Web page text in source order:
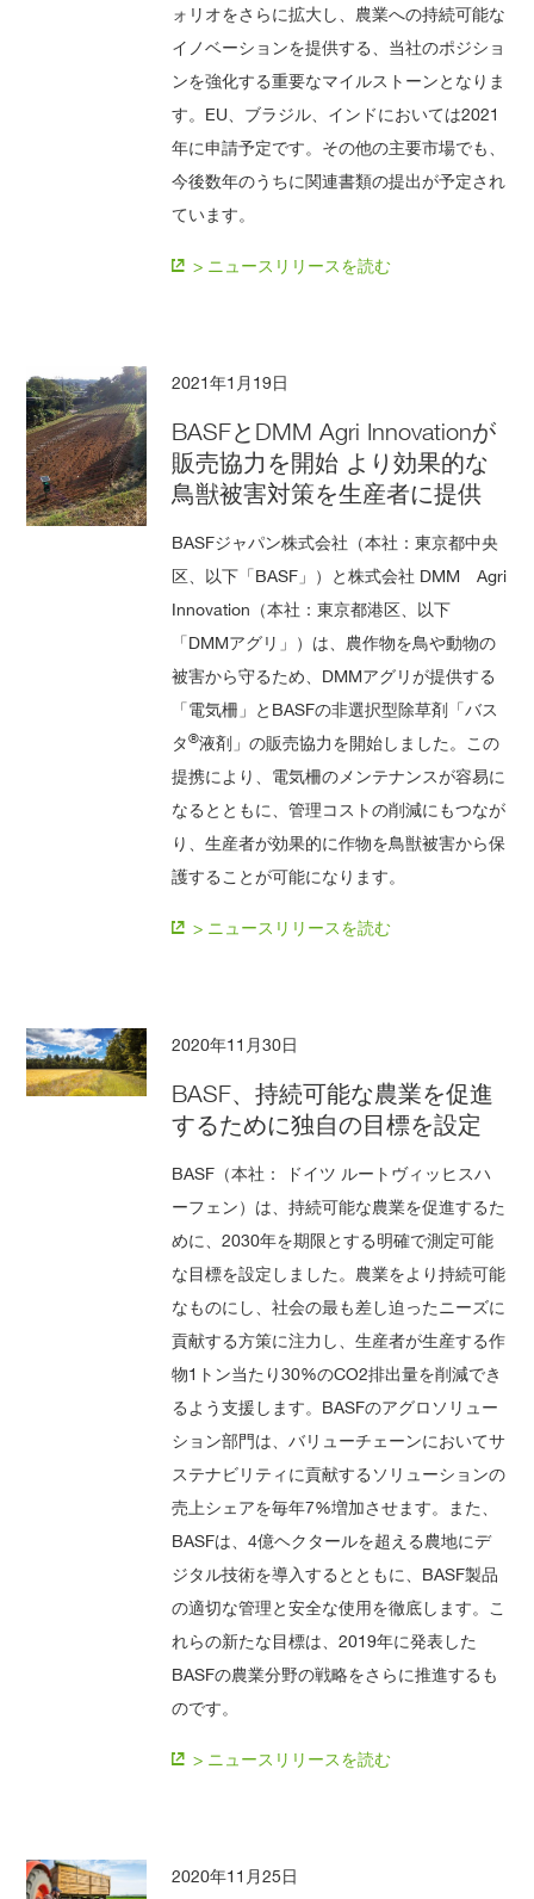
ォリオをさらに拡大し、農業への持続可能な
イノベーションを提供する、当社のポジショ
ンを強化する重要なマイルストーンとなりま
す。EU、ブラジル、インドにおいては2021
年に申請予定です。その他の主要市場でも、
今後数年のうちに関連書類の提出が予定され
ています。
> ニュースリリースを読む
2021年1月19日
BASFとDMM Agri Innovationが
販売協力を開始 より効果的な
鳥獣被害対策を生産者に提供
BASFジャパン株式会社（本社：東京都中央
区、以下「BASF」）と株式会社 DMM Agri
Innovation（本社：東京都港区、以下
「DMMアグリ」）は、農作物を鳥や動物の
被害から守るため、DMMアグリが提供する
「電気柵」とBASFの非選択型除草剤「バス
タ®液剤」の販売協力を開始しました。この
提携により、電気柵のメンテナンスが容易に
なるとともに、管理コストの削減にもつなが
り、生産者が効果的に作物を鳥獣被害から保
護することが可能になります。
> ニュースリリースを読む
2020年11月30日
BASF、持続可能な農業を促進
するために独自の目標を設定
BASF（本社： ドイツ ルートヴィッヒスハ
ーフェン）は、持続可能な農業を促進するた
めに、2030年を期限とする明確で測定可能
な目標を設定しました。農業をより持続可能
なものにし、社会の最も差し迫ったニーズに
貢献する方策に注力し、生産者が生産する作
物1トン当たり30%のCO2排出量を削減でき
るよう支援します。BASFのアグロソリュー
ション部門は、バリューチェーンにおいてサ
ステナビリティに貢献するソリューションの
売上シェアを毎年7%増加させます。また、
BASFは、4億ヘクタールを超える農地にデ
ジタル技術を導入するとともに、BASF製品
の適切な管理と安全な使用を徹底します。こ
れらの新たな目標は、2019年に発表した
BASFの農業分野の戦略をさらに推進するも
のです。
> ニュースリリースを読む
2020年11月25日